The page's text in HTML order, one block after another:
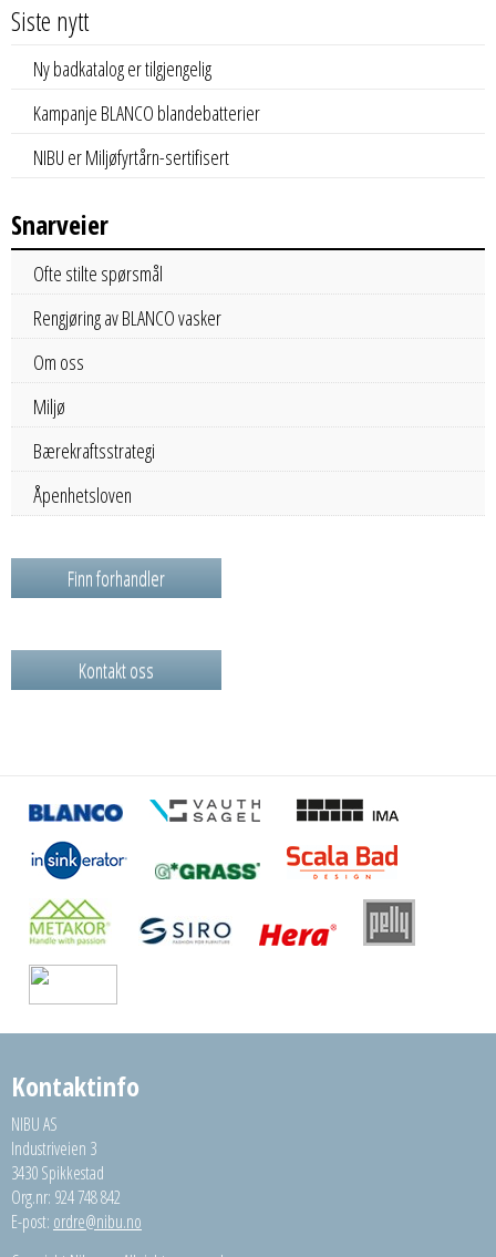
Siste nytt
Ny badkatalog er tilgjengelig
Kampanje BLANCO blandebatterier
NIBU er Miljøfyrtårn-sertifisert
Snarveier
Ofte stilte spørsmål
Rengjøring av BLANCO vasker
Om oss
Miljø
Bærekraftsstrategi
Åpenhetsloven
Finn forhandler
Kontakt oss
Kontaktinfo
NIBU AS
Industriveien 3
3430 Spikkestad
Org.nr: 924 748 842
E-post: ordre@nibu.no